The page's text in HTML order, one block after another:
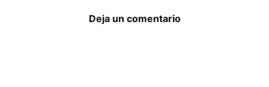
Deja un comentario